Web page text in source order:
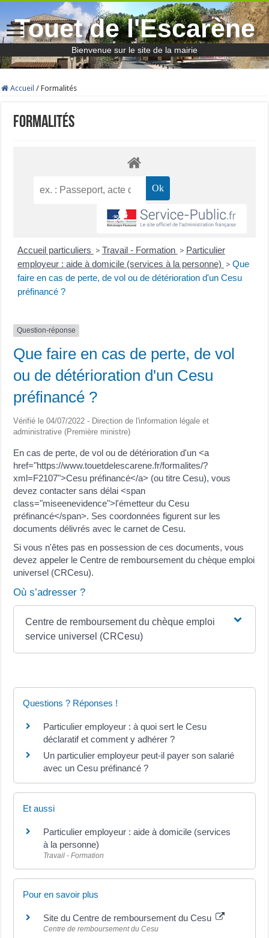
Touet de l'Escarène
Bienvenue sur le site de la mairie
Accueil / Formalités
Formalités
Accueil particuliers > Travail - Formation > Particulier
employeur : aide à domicile (services à la personne) > Que
faire en cas de perte, de vol ou de détérioration d'un Cesu
préfinancé ?
Question-réponse
Que faire en cas de perte, de vol
ou de détérioration d'un Cesu
préfinancé ?
Vérifié le 04/07/2022 - Direction de l'information légale et
administrative (Première ministre)
En cas de perte, de vol ou de détérioration d'un <a
href="https://www.touetdelescarene.fr/formalites/?
xml=F2107">Cesu préfinancé</a> (ou titre Cesu), vous
devez contacter sans délai <span
class="miseenevidence">l'émetteur du Cesu
préfinancé</span>. Ses coordonnées figurent sur les
documents délivrés avec le carnet de Cesu.
Si vous n'êtes pas en possession de ces documents, vous
devez appeler le Centre de remboursement du chèque emploi
universel (CRCesu).
Où s’adresser ?
Centre de remboursement du chèque emploi
service universel (CRCesu)
Questions ? Réponses !
Particulier employeur : à quoi sert le Cesu
déclaratif et comment y adhérer ?
Un particulier employeur peut-il payer son salarié
avec un Cesu préfinancé ?
Et aussi
Particulier employeur : aide à domicile (services
à la personne)
Travail - Formation
Pour en savoir plus
Site du Centre de remboursement du Cesu
Centre de remboursement du Cesu